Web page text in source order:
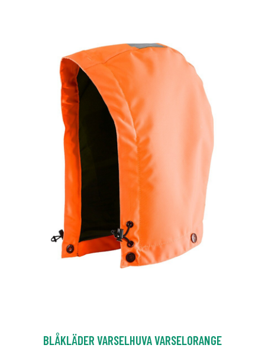
BLÅKLÄDER VARSELHUVA VARSELORANGE